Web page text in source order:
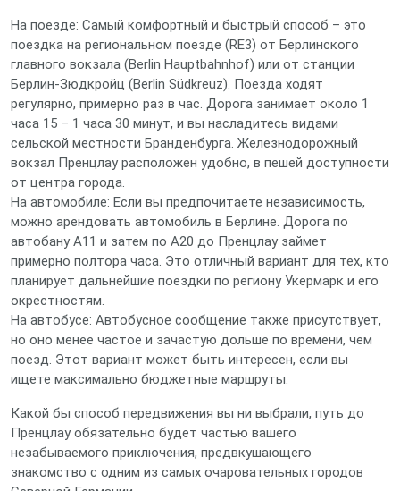
На поезде: Самый комфортный и быстрый способ – это
поездка на региональном поезде (RE3) от Берлинского
главного вокзала (Berlin Hauptbahnhof) или от станции
Берлин-Зюдкройц (Berlin Südkreuz). Поезда ходят
регулярно, примерно раз в час. Дорога занимает около 1
часа 15 – 1 часа 30 минут, и вы насладитесь видами
сельской местности Бранденбурга. Железнодорожный
вокзал Пренцлау расположен удобно, в пешей доступности
от центра города.
На автомобиле: Если вы предпочитаете независимость,
можно арендовать автомобиль в Берлине. Дорога по
автобану A11 и затем по A20 до Пренцлау займет
примерно полтора часа. Это отличный вариант для тех, кто
планирует дальнейшие поездки по региону Укермарк и его
окрестностям.
На автобусе: Автобусное сообщение также присутствует,
но оно менее частое и зачастую дольше по времени, чем
поезд. Этот вариант может быть интересен, если вы
ищете максимально бюджетные маршруты.
Какой бы способ передвижения вы ни выбрали, путь до
Пренцлау обязательно будет частью вашего
незабываемого приключения, предвкушающего
знакомство с одним из самых очаровательных городов